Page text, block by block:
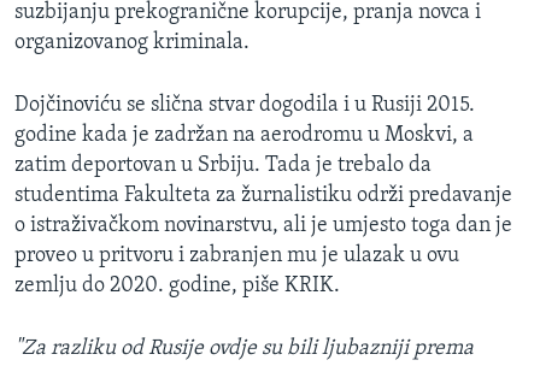
suzbijanju prekogranične korupcije, pranja novca i
organizovanog kriminala.
Dojčinoviću se slična stvar dogodila i u Rusiji 2015.
godine kada je zadržan na aerodromu u Moskvi, a
zatim deportovan u Srbiju. Tada je trebalo da
studentima Fakulteta za žurnalistiku održi predavanje
o istraživačkom novinarstvu, ali je umjesto toga dan je
proveo u pritvoru i zabranjen mu je ulazak u ovu
zemlju do 2020. godine, piše KRIK.
"Za razliku od Rusije ovdje su bili ljubazniji prema